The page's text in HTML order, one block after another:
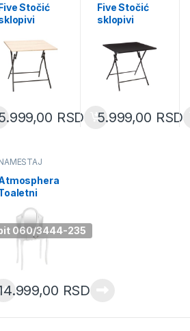
Stočić
drvo bež
(164713)
RSD
Five Stočić
sklopivi
drvo crna
(164657A)
5.999,00 RSD
060/3444-235
stočić Aurell 1
fioka beli
RSD